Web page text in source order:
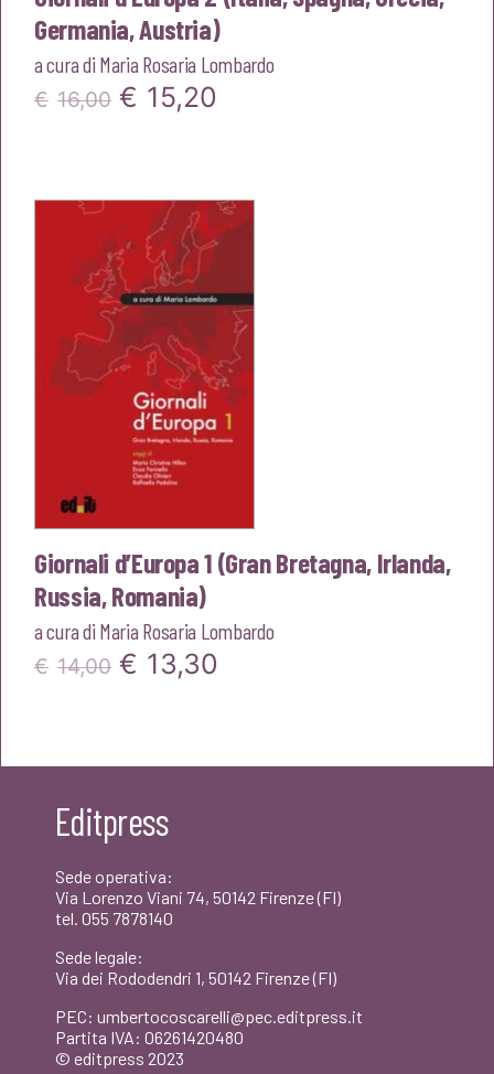
Germania, Austria)
a cura di Maria Rosaria Lombardo
€ 16,00 Il
era:
€16,00.
€ 15,20
è:
Giornali d’Europa 1 (Gran Bretagna, Irlanda,
Russia, Romania)
a cura di Maria Rosaria Lombardo
€ 14,00 Il
€14,00.
€ 13,30
Editpress
Sede operativa:
Via Lorenzo Viani 74, 50142 Firenze (FI)
tel. 055 7878140
Sede legale:
Via dei Rododendri 1, 50142 Firenze (FI)
PEC: umbertocoscarelli@pec.editpress.it
Partita IVA: 06261420480
© editpress 2023